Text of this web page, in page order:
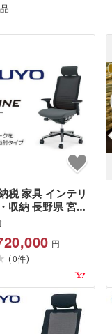
品
税 家具 インテリ
収納 長野県 宮田
クヨチェアー イ
用(Vキャスター)
・…
円
(0件)